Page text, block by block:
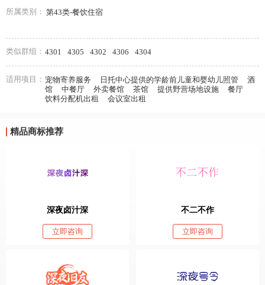
所属类别： 第43类-餐饮住宿
类似群组： 4301 4305 4302 4306 4304
适用项目： 宠物寄养服务 日托中心提供的学龄前儿童和婴幼儿照管
酒
馆
中餐厅 外卖餐馆 茶馆 提供野营场地设施
餐厅
饮料分配机出租
会议室出租
精品商标推荐
深夜卤汁深
立即咨询
不二不作
立即咨询